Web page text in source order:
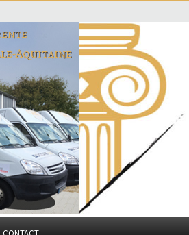
Aquitaine